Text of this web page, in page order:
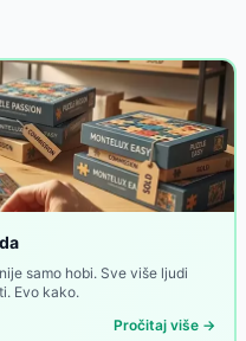
Trefl-1250RSD
12001676-2900
12001674
-2900RSD
samo hobi. Sve više ljudi
Evo kako.
Pročitaj više →